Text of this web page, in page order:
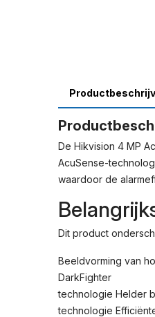
De Hikvision 4 MP
AcuSense-
waardoor de
Dit product
Beeldvorming van
DarkFighter
technologie Helder
technologie